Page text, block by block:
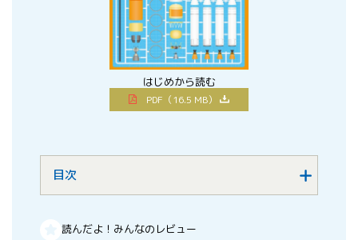
はじめから読む
PDF（16.5 MB）
目次
読んだよ！みんなのレビュー